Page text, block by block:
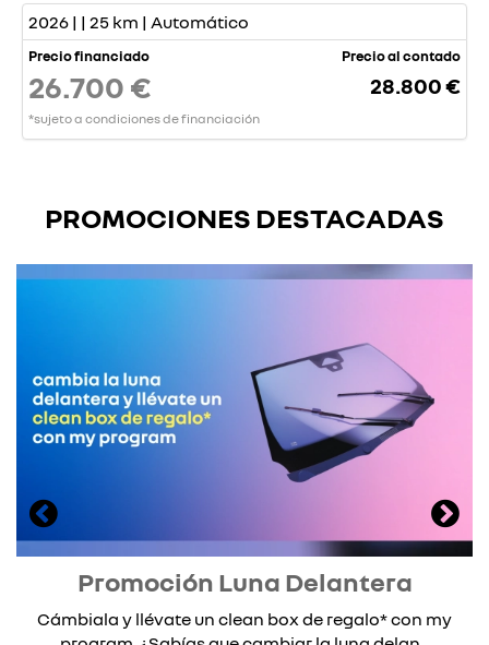
2026 | | 25 km | Automático
Precio financiado
26.700 €
*sujeto a condiciones de financiación
Precio al contado
28.800 €
PROMOCIONES DESTACADAS
Promoción Luna Delantera
Cámbiala y llévate un clean box de regalo* con my